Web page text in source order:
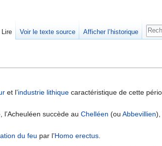
et l’industrie lithique caractéristique de cette
succède au Chelléen (ou Abbevillien),
du feu par l’Homo erectus
Lire Voir le texte source Afficher l’historique